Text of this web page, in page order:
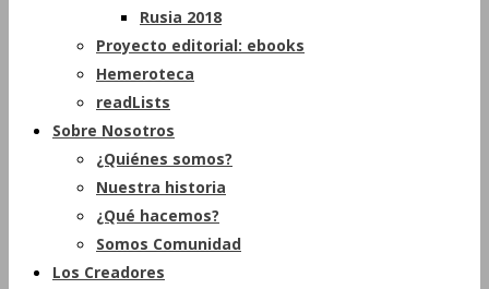
Rusia 2018
Proyecto editorial: ebooks
Hemeroteca
readLists
Sobre Nosotros
¿Quiénes somos?
Nuestra historia
¿Qué hacemos?
Somos Comunidad
Los Creadores